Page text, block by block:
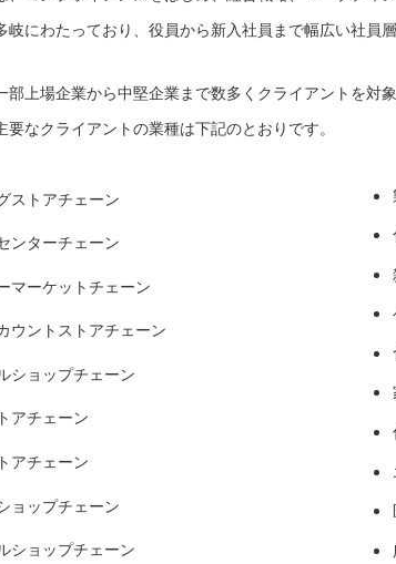
岐にわたっており、役員から新入社員まで幅広い社員
部上場企業から中堅企業まで数多くクライアントを対
要なクライアントの業種は下記のとおりです。
ストアチェーン
ンターチェーン
マーケットチェーン
ウントストアチェーン
ショップチェーン
アチェーン
アチェーン
ョップチェーン
ショップチェーン